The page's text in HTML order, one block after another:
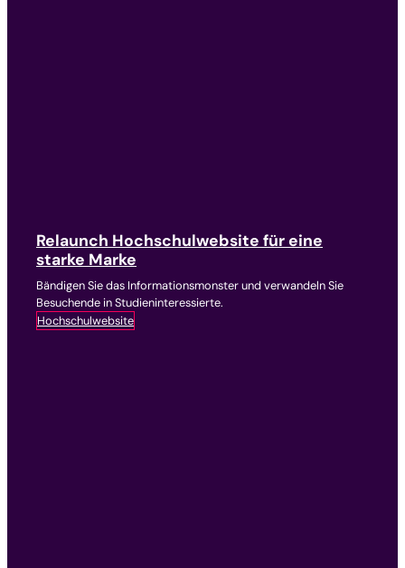
Relaunch Hochschulwebsite für eine
starke Marke
Bändigen Sie das Informationsmonster und verwandeln Sie
Besuchende in Studieninteressierte.
Hochschulwebsite